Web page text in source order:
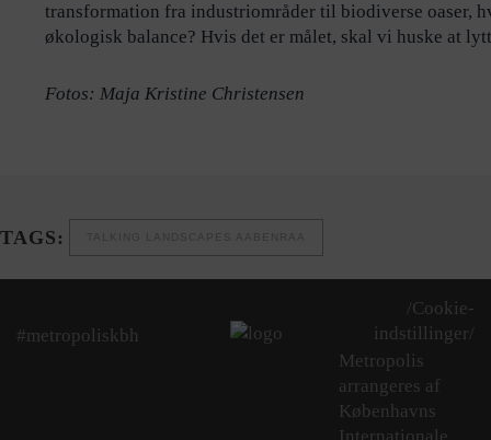
transformation fra industriområder til biodiverse oaser,
økologisk balance? Hvis det er målet, skal vi huske at
Fotos: Maja Kristine Christensen
TAGS: TALKING LANDSCAPES AABENRAA
#metropoliskbh
/Cookie-
indstillinger/
Metropolis
arrangeres af
Københavns